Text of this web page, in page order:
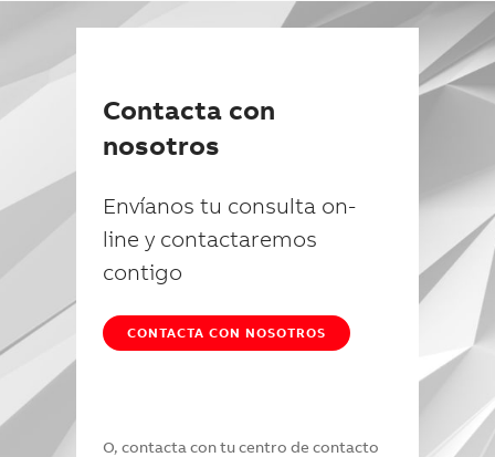
Contacta con
nosotros
Envíanos tu consulta on-
line y contactaremos
contigo
CONTACTA CON NOSOTROS
O, contacta con tu centro de contacto